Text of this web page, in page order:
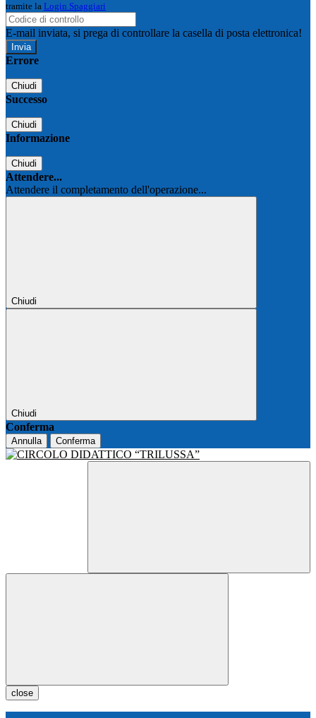
tramite la Login Spaggiari
E-mail inviata, si prega di controllare la casella di posta elettronica!
Errore
Chiudi
Successo
Chiudi
Informazione
Chiudi
Attendere...
Attendere il completamento dell'operazione...
Chiudi
Chiudi
Conferma
Annulla Conferma
close